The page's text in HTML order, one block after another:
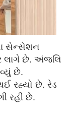
સેન્સેશન
લાગે છે. અંજલિ
છે.
રહ્યો છે. રેડ
રહી છે.